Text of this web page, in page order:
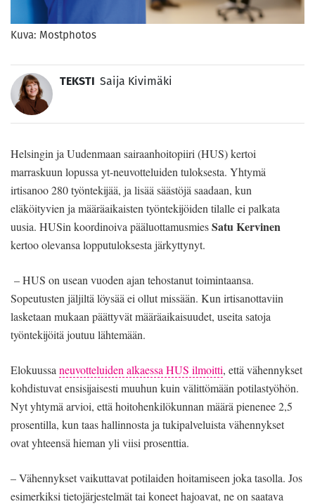
Kuva: Mostphotos
TEKSTI Saija Kivimäki
Helsingin ja Uudenmaan sairaanhoitopiiri (HUS) kertoi
marraskuun lopussa yt-neuvotteluiden tuloksesta. Yhtymä
irtisanoo 280 työntekijää, ja lisää säästöjä saadaan, kun
eläköityvien ja määräaikaisten työntekijöiden tilalle ei palkata
uusia. HUSin koordinoiva pääluottamusmiesSatu Kervinen
kertoo olevansa lopputuloksesta järkyttynyt.
– HUS on usean vuoden ajan tehostanut toimintaansa.
Sopeutusten jäljiltä löysää ei ollut missään. Kun irtisanottaviin
lasketaan mukaan päättyvät määräaikaisuudet, useita satoja
työntekijöitä joutuu lähtemään.
Elokuussa neuvotteluiden alkaessa HUS ilmoitti, että vähennykset
kohdistuvat ensisijaisesti muuhun kuin välittömään potilastyöhön.
Nyt yhtymä arvioi, että hoitohenkilökunnan määrä pienenee 2,5
prosentilla, kun taas hallinnosta ja tukipalveluista vähennykset
ovat yhteensä hieman yli viisi prosenttia.
– Vähennykset vaikuttavat potilaiden hoitamiseen joka tasolla. Jos
esimerkiksi tietojärjestelmät tai koneet hajoavat, ne on saatava